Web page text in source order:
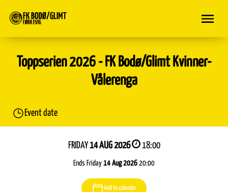
Toppserien 2026 - FK Bodø/Glimt Kvinner-
Vålerenga
Event date
FRIDAY14 AUG 2026 18:00
Ends Friday 14 Aug 2026 20:00
Add to calendar